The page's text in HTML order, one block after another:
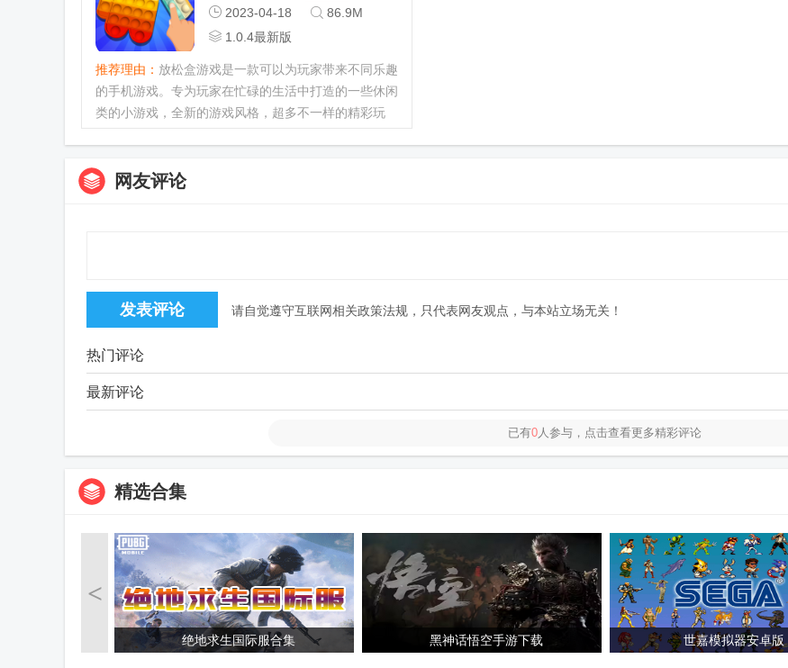
2023-04-18
86.9M
1.0.4最新版
推荐理由： 放松盒游戏是一款可以为玩家带来不同乐趣
的手机游戏。专为玩家在忙碌的生活中打造的一些休闲
类的小游戏，全新的游戏风格，超多不一样的精彩玩
网友评论
请自觉遵守互联网相关政策法规，只代表网友观点，与本站立场无关！
热门评论
最新评论
已有0人参与，点击查看更多精彩评论
精选合集
<
绝地求生国际服合集 黑神话悟空手游下载 世嘉模拟器安卓版